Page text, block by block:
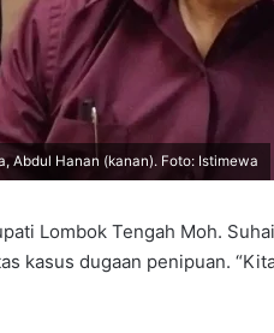
Abdul Hanan (kanan). Foto: Istimewa
Lombok Tengah Moh.
kasus dugaan penipuan.